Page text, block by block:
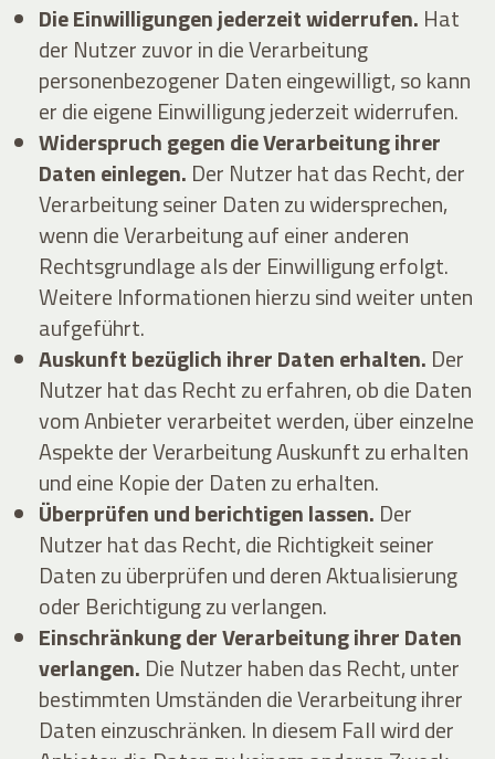
Die Einwilligungen jederzeit widerrufen. Hat
der Nutzer zuvor in die Verarbeitung
personenbezogener Daten eingewilligt, so kann
er die eigene Einwilligung jederzeit widerrufen.
Widerspruch gegen die Verarbeitung ihrer
Daten einlegen. Der Nutzer hat das Recht, der
Verarbeitung seiner Daten zu widersprechen,
wenn die Verarbeitung auf einer anderen
Rechtsgrundlage als der Einwilligung erfolgt.
Weitere Informationen hierzu sind weiter unten
aufgeführt.
Auskunft bezüglich ihrer Daten erhalten. Der
Nutzer hat das Recht zu erfahren, ob die Daten
vom Anbieter verarbeitet werden, über einzelne
Aspekte der Verarbeitung Auskunft zu erhalten
und eine Kopie der Daten zu erhalten.
Überprüfen und berichtigen lassen. Der
Nutzer hat das Recht, die Richtigkeit seiner
Daten zu überprüfen und deren Aktualisierung
oder Berichtigung zu verlangen.
Einschränkung der Verarbeitung ihrer Daten
verlangen. Die Nutzer haben das Recht, unter
bestimmten Umständen die Verarbeitung ihrer
Daten einzuschränken. In diesem Fall wird der